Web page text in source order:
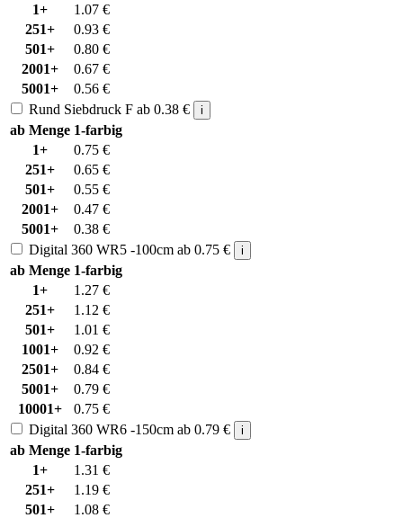
1+
1.07 €
251+
0.93 €
501+
0.80 €
2001+
0.67 €
5001+
0.56 €
Rund Siebdruck F ab 0.38 € i
ab Menge 1-farbig
1+
0.75 €
251+
0.65 €
501+
0.55 €
2001+
0.47 €
5001+
0.38 €
Digital 360 WR5 -100cm ab 0.75 € i
ab Menge 1-farbig
1+
1.27 €
251+
1.12 €
501+
1.01 €
1001+
0.92 €
2501+
0.84 €
5001+
0.79 €
10001+
0.75 €
Digital 360 WR6 -150cm ab 0.79 € i
ab Menge 1-farbig
1+
1.31 €
251+
1.19 €
501+
1.08 €